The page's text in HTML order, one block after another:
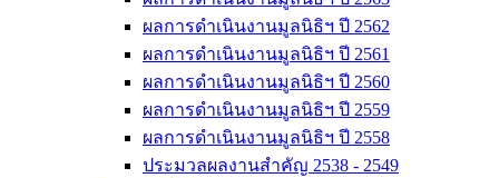
ผลการดำเนินงานมูลนิธิฯ ปี 2562
ผลการดำเนินงานมูลนิธิฯ ปี 2561
ผลการดำเนินงานมูลนิธิฯ ปี 2560
ผลการดำเนินงานมูลนิธิฯ ปี 2559
ผลการดำเนินงานมูลนิธิฯ ปี 2558
ประมวลผลงานสำคัญ 2538 - 2549